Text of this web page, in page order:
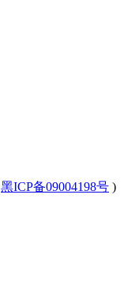
黑ICP备09004198号 )